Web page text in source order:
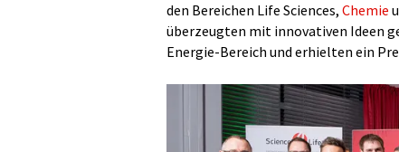
den Bereichen Life Sciences, Chemie
überzeugten mit innovativen Ideen
Energie-Bereich und erhielten ein